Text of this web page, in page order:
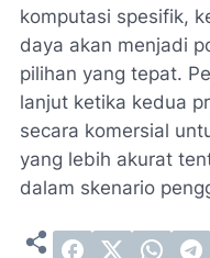
komputasi spesifik,
daya akan menjadi
pilihan yang tepat.
lanjut ketika kedua
secara komersial
yang lebih akurat
dalam skenario